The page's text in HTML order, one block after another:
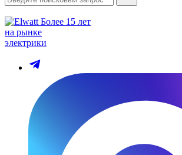
Более 15 лет
на рынке
электрики